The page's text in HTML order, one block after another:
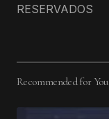
RESERVADOS
Recommended for You